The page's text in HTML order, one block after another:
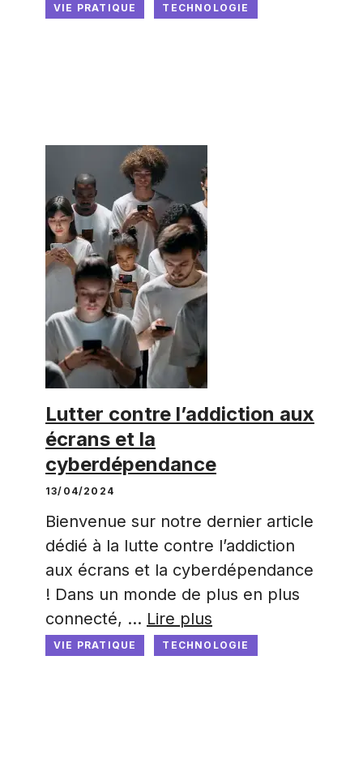
VIE PRATIQUE TECHNOLOGIE
Lutter contre l’addiction aux
écrans et la
cyberdépendance
13/04/2024
Bienvenue sur notre dernier article
dédié à la lutte contre l’addiction
aux écrans et la cyberdépendance
! Dans un monde de plus en plus
connecté, … Lire plus
VIE PRATIQUE TECHNOLOGIE